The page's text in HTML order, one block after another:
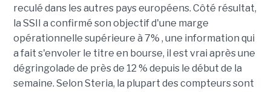
reculé dans les autres pays européens. Côté résultat,
la SSII a confirmé son objectif d'une marge
opérationnelle supérieure à 7% , une information qui
a fait s'envoler le titre en bourse, il est vrai après une
dégringolade de près de 12 % depuis le début de la
semaine. Selon Steria, la plupart des compteurs sont